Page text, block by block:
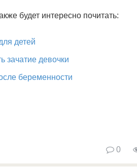
будет интересно почитать:
детей
зачатие девочки
беременности
0